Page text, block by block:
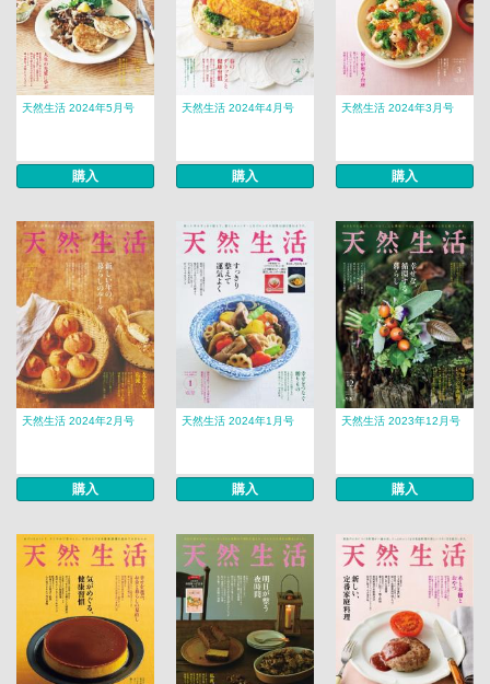
天然生活 2024年5月号
購入
天然生活 2024年4月号
購入
天然生活 2024年3月号
購入
天然生活 2024年2月号
購入
天然生活 2024年1月号
購入
天然生活 2023年12月号
購入